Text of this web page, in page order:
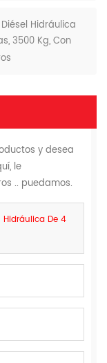
Hidráulica
3500 Kg, Con
y desea
le
.. puedamos.
Hidráulica De 4